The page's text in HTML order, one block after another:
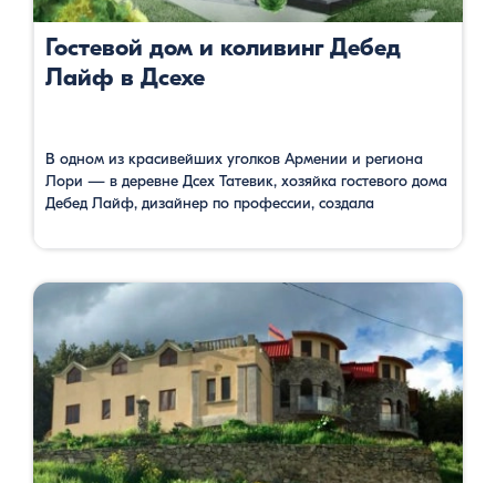
Гостевой дом и коливинг Дебед
Лайф в Дсехе
В одном из красивейших уголков Армении и региона
Лори — в деревне Дсех Татевик, хозяйка гостевого дома
Дебед Лайф, дизайнер по профессии, создала
создала действительно нечто уникальное в горах
Армении. Если вы работайте на удалёнке, и вам …